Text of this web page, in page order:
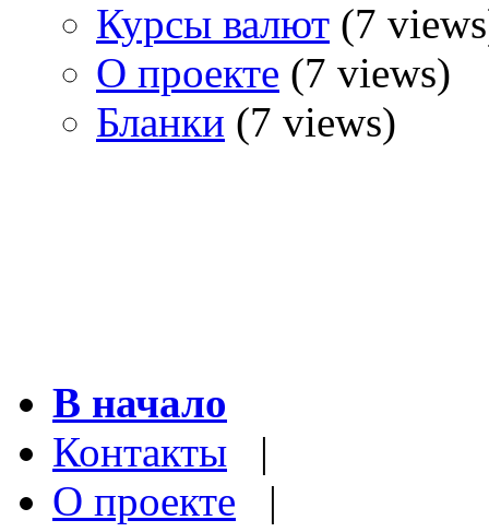
Курсы валют (7
О проекте (7 views)
Бланки (7 views)
В начало
Контакты |
О проекте |